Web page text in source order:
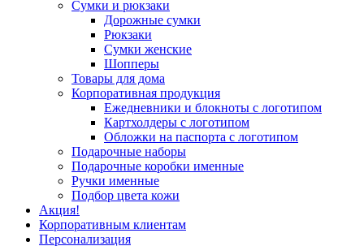
Сумки и рюкзаки
Дорожные сумки
Рюкзаки
Сумки женские
Шопперы
Товары для дома
Корпоративная продукция
Ежедневники и блокноты с логотипом
Картхолдеры с логотипом
Обложки на паспорта с логотипом
Подарочные наборы
Подарочные коробки именные
Ручки именные
Подбор цвета кожи
Акция!
Корпоративным клиентам
Персонализация